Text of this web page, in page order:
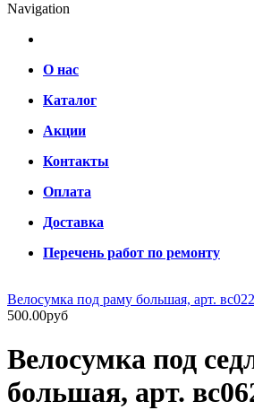
Navigation
О нас
Каталог
Акции
Контакты
Оплата
Доставка
Перечень работ по ремонту
Велосумка под раму большая, арт.
500.00руб
Велосумка под
большая, арт.